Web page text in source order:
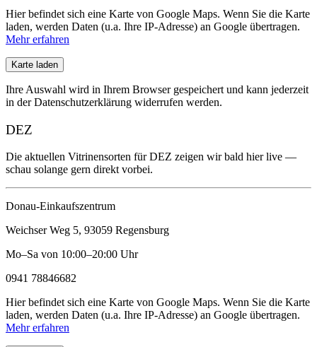
Hier befindet sich eine Karte von Google Maps. Wenn Sie die Karte
laden, werden Daten (u.a. Ihre IP-Adresse) an Google übertragen.
Mehr erfahren
Karte laden
Ihre Auswahl wird in Ihrem Browser gespeichert und kann jederzeit
in der Datenschutzerklärung widerrufen werden.
DEZ
Die aktuellen Vitrinensorten für DEZ zeigen wir bald hier live —
schau solange gern direkt vorbei.
Donau-Einkaufszentrum
Weichser Weg 5, 93059 Regensburg
Mo–Sa von 10:00–20:00 Uhr
0941 78846682
Hier befindet sich eine Karte von Google Maps. Wenn Sie die Karte
laden, werden Daten (u.a. Ihre IP-Adresse) an Google übertragen.
Mehr erfahren